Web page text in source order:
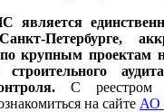
Петербурге,
по крупным проектам
С реестром
на сайте АО